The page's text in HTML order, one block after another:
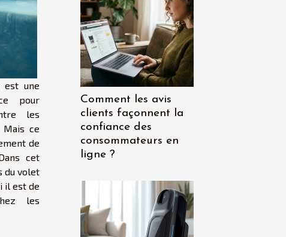
est une
pour
les
ce
de
cet
du volet
il est de
les
Comment les avis
clients façonnent la
confiance des
consommateurs en
ligne ?